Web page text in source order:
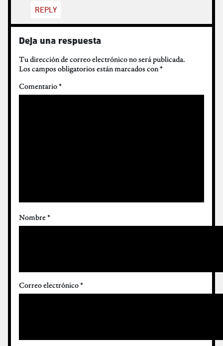
REPLY
Deja una respuesta
Tu dirección de correo electrónico no será publicada.
Los campos obligatorios están marcados con*
Comentario*
Nombre*
Correo electrónico*